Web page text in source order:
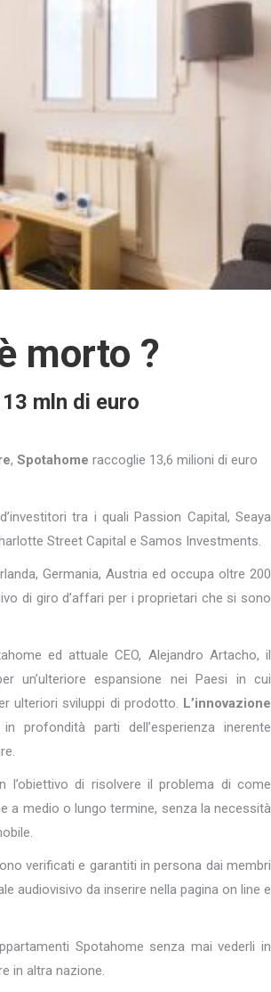
morto ?
mln di euro
, Spotahome raccoglie 13,6 milioni di euro
tra i quali Passion Capital, Seaya
Street Capital e Samos Investments.
Germania, Austria ed occupa oltre 200
di giro d’affari per i proprietari che si sono
ed attuale CEO, Alejandro Artacho, il
un’ulteriore espansione nei Paesi in cui
ulteriori sviluppi di prodotto. L’innovazione
profondità parti dell’esperienza inerente
di risolvere il problema di come
a medio o lungo termine, senza la necessità
verificati e garantiti in persona dai membri
audiovisivo da inserire nella pagina on line e
Spotahome senza mai vederli in
in altra nazione.